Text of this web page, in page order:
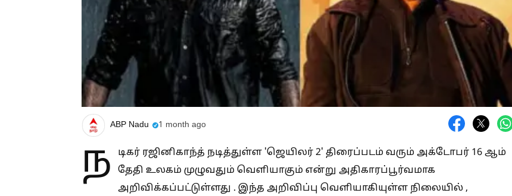
ABP Nadu 1 month ago
ந
டிகர் ரஜினிகாந்த் நடித்துள்ள 'ஜெயிலர் 2' திரைப்படம் வரும் அக்டோபர் 16 ஆம்
தேதி உலகம் முழுவதும் வெளியாகும் என்று அதிகாரப்பூர்வமாக
அறிவிக்கப்பட்டுள்ளது . இந்த அறிவிப்பு வெளியாகியுள்ள நிலையில் ,